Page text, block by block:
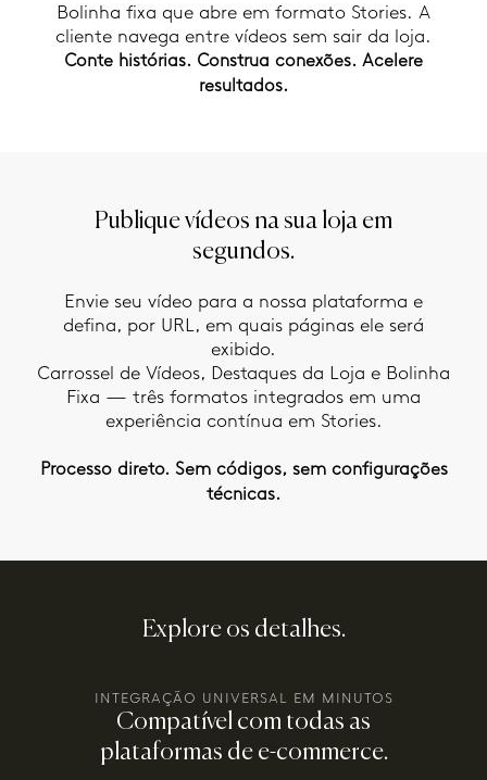
Bolinha fixa que abre em formato Stories. A
cliente navega entre vídeos sem sair da loja.
Conte histórias. Construa conexões. Acelere
resultados.
Publique vídeos na sua loja em
segundos.
Envie seu vídeo para a nossa plataforma e
defina, por URL, em quais páginas ele será
exibido.
Carrossel de Vídeos, Destaques da Loja e Bolinha
Fixa — três formatos integrados em uma
experiência contínua em Stories.
Processo direto. Sem códigos, sem configurações
técnicas.
Explore os detalhes.
INTEGRAÇÃO UNIVERSAL EM MINUTOS
Compatível com todas as
plataformas de e-commerce.